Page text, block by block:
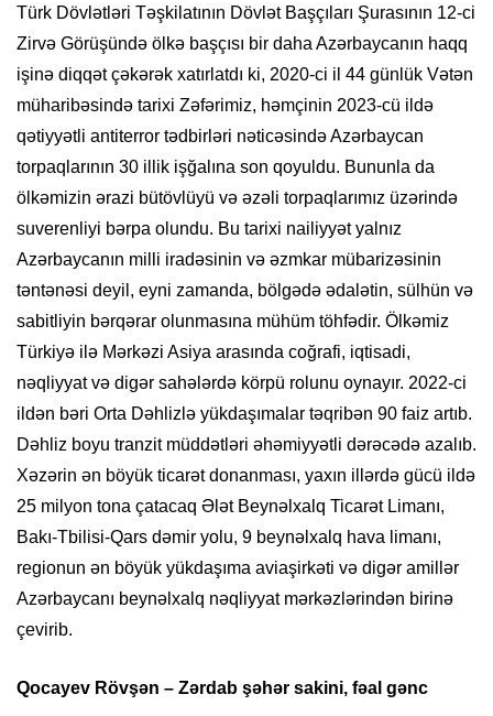
Türk Dövlətləri Təşkilatının Dövlət Başçıları Şurasının 12-ci
Zirvə Görüşündə ölkə başçısı bir daha Azərbaycanın haqq
işinə diqqət çəkərək xatırlatdı ki, 2020-ci il 44 günlük Vətən
müharibəsində tarixi Zəfərimiz, həmçinin 2023-cü ildə
qətiyyətli antiterror tədbirləri nəticəsində Azərbaycan
torpaqlarının 30 illik işğalına son qoyuldu. Bununla da
ölkəmizin ərazi bütövlüyü və əzəli torpaqlarımız üzərində
suverenliyi bərpa olundu. Bu tarixi nailiyyət yalnız
Azərbaycanın milli iradəsinin və əzmkar mübarizəsinin
təntənəsi deyil, eyni zamanda, bölgədə ədalətin, sülhün və
sabitliyin bərqərar olunmasına mühüm töhfədir. Ölkəmiz
Türkiyə ilə Mərkəzi Asiya arasında coğrafi, iqtisadi,
nəqliyyat və digər sahələrdə körpü rolunu oynayır. 2022-ci
ildən bəri Orta Dəhlizlə yükdaşımalar təqribən 90 faiz artıb.
Dəhliz boyu tranzit müddətləri əhəmiyyətli dərəcədə azalıb.
Xəzərin ən böyük ticarət donanması, yaxın illərdə gücü ildə
25 milyon tona çatacaq Ələt Beynəlxalq Ticarət Limanı,
Bakı-Tbilisi-Qars dəmir yolu, 9 beynəlxalq hava limanı,
regionun ən böyük yükdaşıma aviaşirkəti və digər amillər
Azərbaycanı beynəlxalq nəqliyyat mərkəzlərindən birinə
çevirib.
Qocayev Rövşən – Zərdab şəhər sakini, fəal gənc